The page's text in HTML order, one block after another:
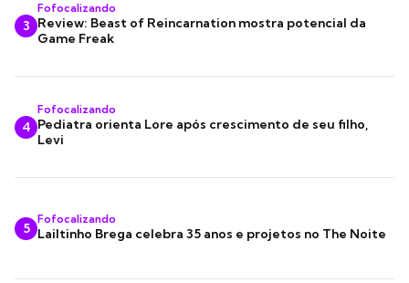
3
Fofocalizando
Review: Beast of Reincarnation mostra potencial da
Game Freak
4
Fofocalizando
Pediatra orienta Lore após crescimento de seu filho,
Levi
5
Fofocalizando
Lailtinho Brega celebra 35 anos e projetos no The Noite